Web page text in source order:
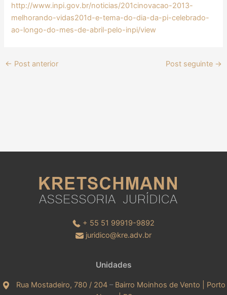
http://www.inpi.gov.br/noticias/201cinovacao-2013-
melhorando-vidas201d-e-tema-do-dia-da-pi-celebrado-
ao-longo-do-mes-de-abril-pelo-inpi/view
← Post anterior Post seguinte →
+ 55 51 99919-9892
juridico@kre.adv.br
Unidades
Rua Mostadeiro, 780 / 204– Bairro Moinhos de Vento | Porto